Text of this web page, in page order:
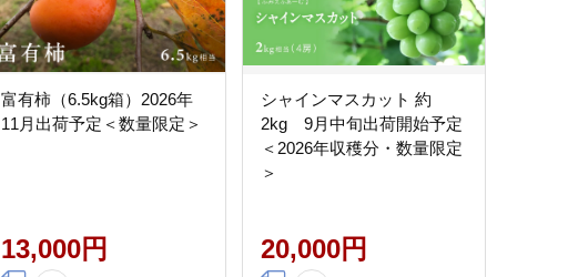
富有柿（6.5kg箱）2026年
11月出荷予定＜数量限定＞
13,000円
シャインマスカット 約
2kg 9月中旬出荷開始予定
＜2026年収穫分・数量限定
＞
20,000円